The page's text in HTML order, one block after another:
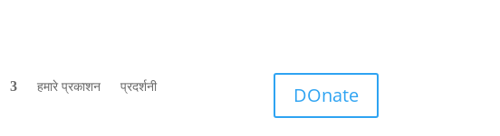
हमारे प्रकाशन
प्रदर्शनी
DOnate